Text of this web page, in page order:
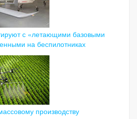
с «летающими базовыми
на беспилотниках
производству